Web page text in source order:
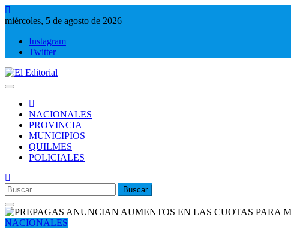
Saltar
al
miércoles, 5 de agosto de 2026
Instagram
Twitter
NACIONALES
PROVINCIA
MUNICIPIOS
QUILMES
POLICIALES
Buscar:
NACIONALES